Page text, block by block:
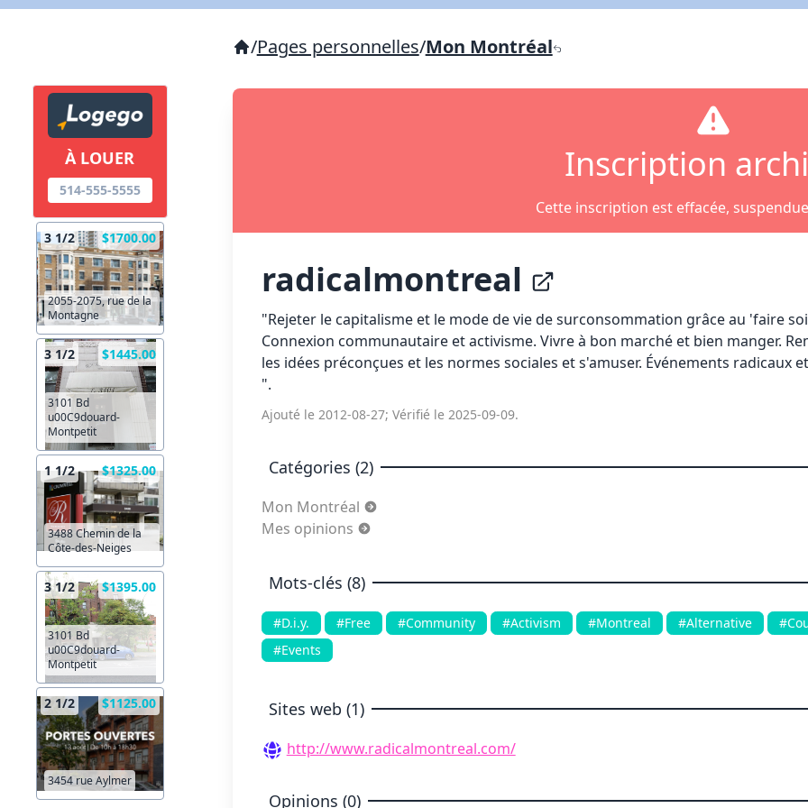
À LOUER
514-555-5555
3 1/2 $1700.00
2055-2075, rue de la
Montagne
3 1/2 $1445.00
3101 Bd
u00C9douard-
Montpetit
1 1/2 $1325.00
3488 Chemin de la
Côte-des-Neiges
3 1/2 $1395.00
3101 Bd
u00C9douard-
Montpetit
2 1/2 $1125.00
3454 rue Aylmer
/Pages personnelles/Mon Montréal
Inscription
Cette inscription est effacée,
radicalmontreal
"Rejeter le capitalisme et le mode de vie de surconsommation grâce au 'faire
Connexion communautaire et activisme. Vivre à bon marché et bien manger.
les idées préconçues et les normes sociales et s'amuser. Événements radicaux
".
Ajouté le 2012-08-27; Vérifié le 2025-09-09.
Catégories (2)
Mon Montréal
Mes opinions
Mots-clés (8)
#D.i.y. #Free #Community #Activism #Montreal #Alternative
#Events
Sites web (1)
http://www.radicalmontreal.com/
Opinions (0)